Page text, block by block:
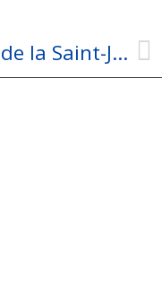
Feu de la Saint-Jean !